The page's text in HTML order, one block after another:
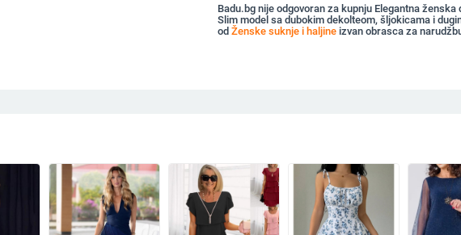
Badu.bg nije odgovoran za kupnju Elegantna ženska
Slim model sa dubokim dekolteom, šljokicama i
od Ženske suknje i haljineizvan obrasca za